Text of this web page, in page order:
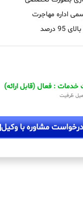
اداره مهاجرت
درصد
: فعال (قابل ارائه)
ظرفیت
درخواست مشاوره با وکیل